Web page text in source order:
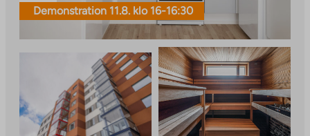
Demonstration 11.8. klo 16-16:30